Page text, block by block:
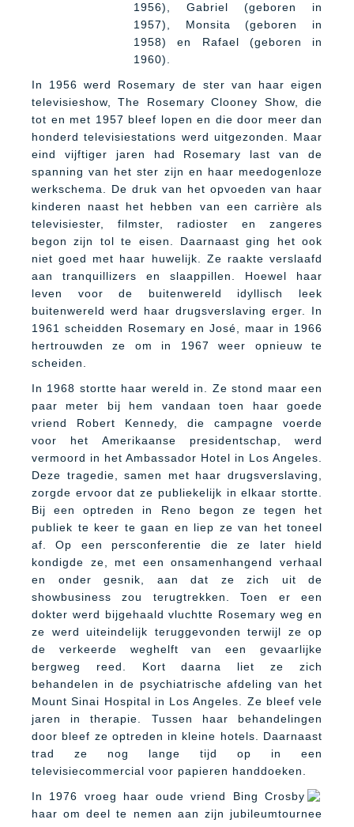
1956), Gabriel (geboren in
1957), Monsita (geboren in
1958) en Rafael (geboren in
1960).
In 1956 werd Rosemary de ster van haar eigen
televisieshow, The Rosemary Clooney Show, die
tot en met 1957 bleef lopen en die door meer dan
honderd televisiestations werd uitgezonden. Maar
eind vijftiger jaren had Rosemary last van de
spanning van het ster zijn en haar meedogenloze
werkschema. De druk van het opvoeden van haar
kinderen naast het hebben van een carrière als
televisiester, filmster, radioster en zangeres
begon zijn tol te eisen. Daarnaast ging het ook
niet goed met haar huwelijk. Ze raakte verslaafd
aan tranquillizers en slaappillen. Hoewel haar
leven voor de buitenwereld idyllisch leek
buitenwereld werd haar drugsverslaving erger. In
1961 scheidden Rosemary en José, maar in 1966
hertrouwden ze om in 1967 weer opnieuw te
scheiden.
In 1968 stortte haar wereld in. Ze stond maar een
paar meter bij hem vandaan toen haar goede
vriend Robert Kennedy, die campagne voerde
voor het Amerikaanse presidentschap, werd
vermoord in het Ambassador Hotel in Los Angeles.
Deze tragedie, samen met haar drugsverslaving,
zorgde ervoor dat ze publiekelijk in elkaar stortte.
Bij een optreden in Reno begon ze tegen het
publiek te keer te gaan en liep ze van het toneel
af. Op een persconferentie die ze later hield
kondigde ze, met een onsamenhangend verhaal
en onder gesnik, aan dat ze zich uit de
showbusiness zou terugtrekken. Toen er een
dokter werd bijgehaald vluchtte Rosemary weg en
ze werd uiteindelijk teruggevonden terwijl ze op
de verkeerde weghelft van een gevaarlijke
bergweg reed. Kort daarna liet ze zich
behandelen in de psychiatrische afdeling van het
Mount Sinai Hospital in Los Angeles. Ze bleef vele
jaren in therapie. Tussen haar behandelingen
door bleef ze optreden in kleine hotels. Daarnaast
trad ze nog lange tijd op in een
televisiecommercial voor papieren handdoeken.
In 1976 vroeg haar oude vriend Bing Crosby
haar om deel te nemen aan zijn jubileumtournee